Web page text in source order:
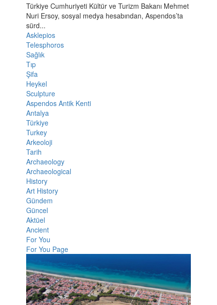
Türkiye Cumhuriyeti Kültür ve Turizm Bakanı Mehmet
Nuri Ersoy, sosyal medya hesabından, Aspendos’ta
sürd...
Asklepios
Telesphoros
Sağlık
Tıp
Şifa
Heykel
Sculpture
Aspendos Antik Kenti
Antalya
Türkiye
Turkey
Arkeoloji
Tarih
Archaeology
Archaeological
History
Art History
Gündem
Güncel
Aktüel
Ancient
For You
For You Page